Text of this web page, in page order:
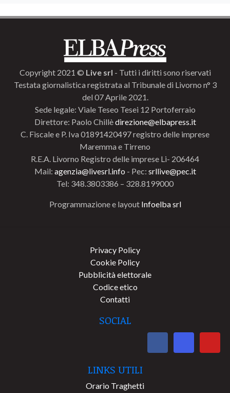
Copyright 2021 © Live srl - Tutti i diritti sono riservati
Testata giornalistica registrata al Tribunale di Livorno n° 3
del 07 Aprile 2021.
Sede legale: Viale Teseo Tesei 12 Portoferraio
Direttore: Paolo Chillèdirezione@elbapress.it
C. Fiscale e P. Iva 01891420497 registro delle imprese
Maremma e Tirreno
R.E.A. Livorno Registro delle imprese Li- 206464
Mail: agenzia@livesrl.info - Pec: srllive@pec.it
Tel: 348.3803386 – 328.8199000
Programmazione e layout Infoelba srl
Privacy Policy
Cookie Policy
Pubblicità elettorale
Codice etico
Contatti
SOCIAL
LINKS UTILI
Orario Traghetti